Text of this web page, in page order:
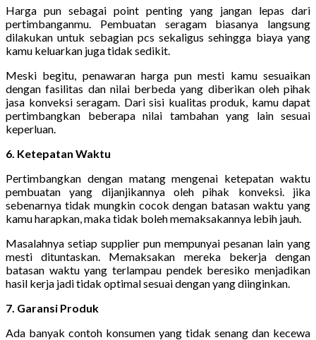
Harga pun sebagai point penting yang jangan lepas dari
pertimbanganmu. Pembuatan seragam biasanya langsung
dilakukan untuk sebagian pcs sekaligus sehingga biaya yang
kamu keluarkan juga tidak sedikit.
Meski begitu, penawaran harga pun mesti kamu sesuaikan
dengan fasilitas dan nilai berbeda yang diberikan oleh pihak
jasa konveksi seragam. Dari sisi kualitas produk, kamu dapat
pertimbangkan beberapa nilai tambahan yang lain sesuai
keperluan.
6. Ketepatan Waktu
Pertimbangkan dengan matang mengenai ketepatan waktu
pembuatan yang dijanjikannya oleh pihak konveksi. jika
sebenarnya tidak mungkin cocok dengan batasan waktu yang
kamu harapkan, maka tidak boleh memaksakannya lebih jauh.
Masalahnya setiap supplier pun mempunyai pesanan lain yang
mesti dituntaskan. Memaksakan mereka bekerja dengan
batasan waktu yang terlampau pendek beresiko menjadikan
hasil kerja jadi tidak optimal sesuai dengan yang diinginkan.
7. Garansi Produk
Ada banyak contoh konsumen yang tidak senang dan kecewa